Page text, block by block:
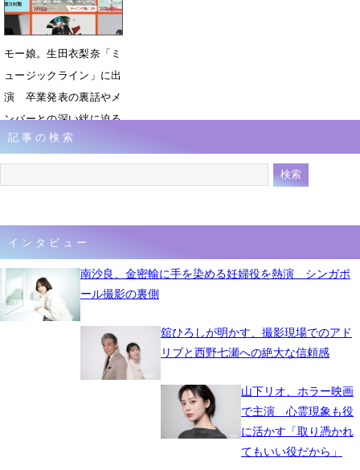
モー娘。生田衣梨奈「ミ
ュージックライン」に出
演 卒業発表の裏話やメ
ンバーとの深い絆に迫る
7月7日 18時12分
記事の検索
インタビュー
南沙良、金密輸に手を染める妊婦役を熱演 シンガポ
ール撮影の裏側
舘ひろしが明かす、撮影現場でのアド
リブと西野七瀬への絶大な信頼感
山下リオ、ホラー映画
で主演 心霊現象も役
に活かす「取り憑かれ
てもいい役だから」